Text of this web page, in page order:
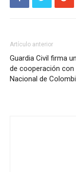
Artículo anterior
Guardia Civil firma
de cooperación con
Nacional de